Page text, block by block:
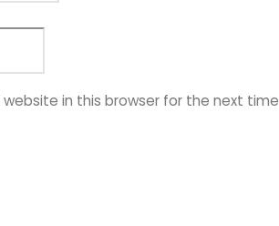
in this browser for the next